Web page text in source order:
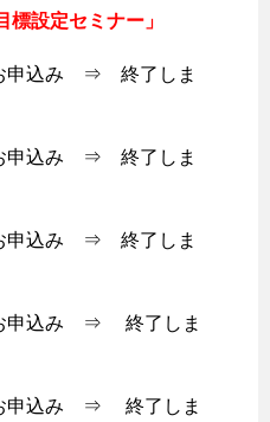
標設定セミナー」
込み ⇒ 終了しま
込み ⇒ 終了しま
申込み ⇒ 終了しま
申込み ⇒ 終了しま
申込み ⇒ 終了しま